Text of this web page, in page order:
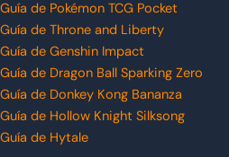
Guía de Pokémon TCG Pocket
Guía de Throne and Liberty
Guía de Genshin Impact
Guía de Dragon Ball Sparking Zero
Guía de Donkey Kong Bananza
Guía de Hollow Knight Silksong
Guía de Hytale